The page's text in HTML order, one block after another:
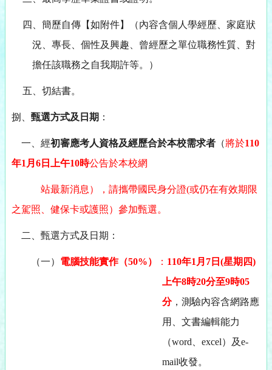
四、簡歷自傳【如附件】（內容含個人學經歷、家庭狀
況、專長、個性及興趣、曾經歷之單位職務性質、對
擔任該職務之自我期許等。）
五、切結書。
捌、 甄選方式及日期 ：
一、經初審應考人資格及經歷合於本校需求者 （將於110
年1月6日上午10時公告於本校網
站最新消息），請攜帶國民身分證(或仍在有效期限
之駕照、健保卡或護照）參加甄選。
二、甄選方式及日期：
（一） 電腦技能實作（50%） ： 110年1 月 7 日 (星期四)
上午8時20分至9時05
分，測驗內容含網路應
用、文書編輯能力
（word excel）及e-
mail收發。